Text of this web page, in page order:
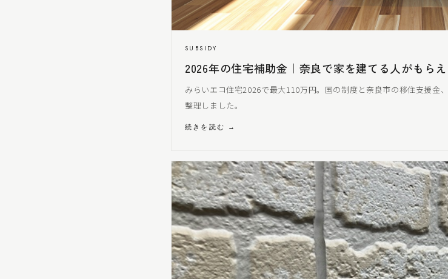
SUBSIDY
2026年の住宅補助金｜奈良で家を建てる人がもら
みらいエコ住宅2026で最大110万円。国の制度と奈良市の移住支援金
整理しました。
続きを読む →